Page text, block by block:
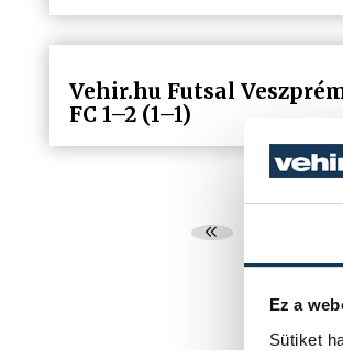
Ez a
Sütiket
Vehir.hu Futsal
FC 1–2 (1–1)